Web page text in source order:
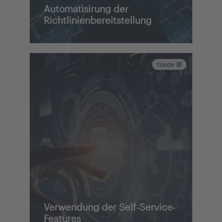
Automatisirung der
Richtlinienbereitstellung
empfangen.
TOUCH
Verwendung der Self-Service-
Features